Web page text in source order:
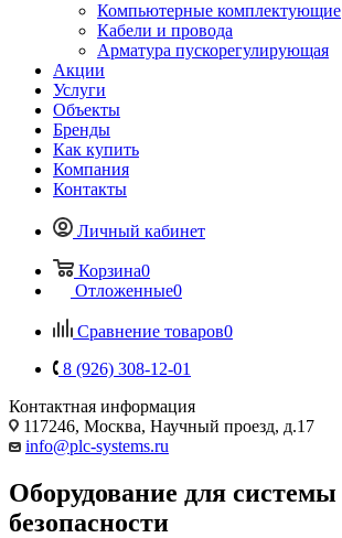
Компьютерные комплектующие
Кабели и провода
Арматура пускорегулирующая
Акции
Услуги
Объекты
Бренды
Как купить
Компания
Контакты
Личный кабинет
Корзина0
Отложенные0
Сравнение товаров0
8 (926) 308-12-01
Контактная информация
117246, Москва, Научный проезд, д.17
info@plc-systems.ru
Оборудование для системы
безопасности